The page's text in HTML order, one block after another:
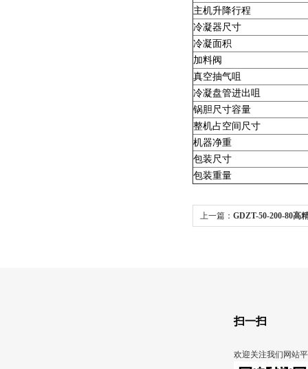
主机升降行程
冷凝器尺寸
冷凝面积
加料阀
真空抽气咀
冷凝盘管进出咀
锅胆尺寸容量
整机占空间尺寸
机器净重
包装尺寸
包装重量
上一篇： GDZT-50-200-80高
扫一扫
欢迎关注我们网站